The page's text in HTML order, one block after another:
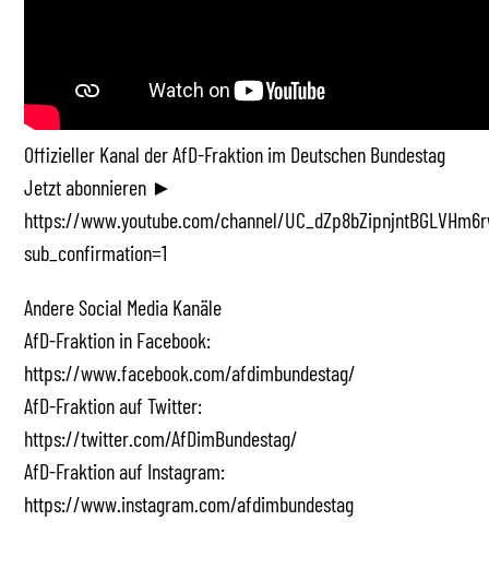
Offizieller Kanal der AfD-Fraktion im Deutschen Bundestag
Jetzt abonnieren ►
https://www.youtube.com/channel/
sub_confirmation=1
Andere Social Media Kanäle
AfD-Fraktion in Facebook:
https://www.facebook.com/afdimbundestag/
AfD-Fraktion auf Twitter:
https://twitter.com/AfDimBundestag/
AfD-Fraktion auf Instagram:
https://www.instagram.com/afdimbundestag